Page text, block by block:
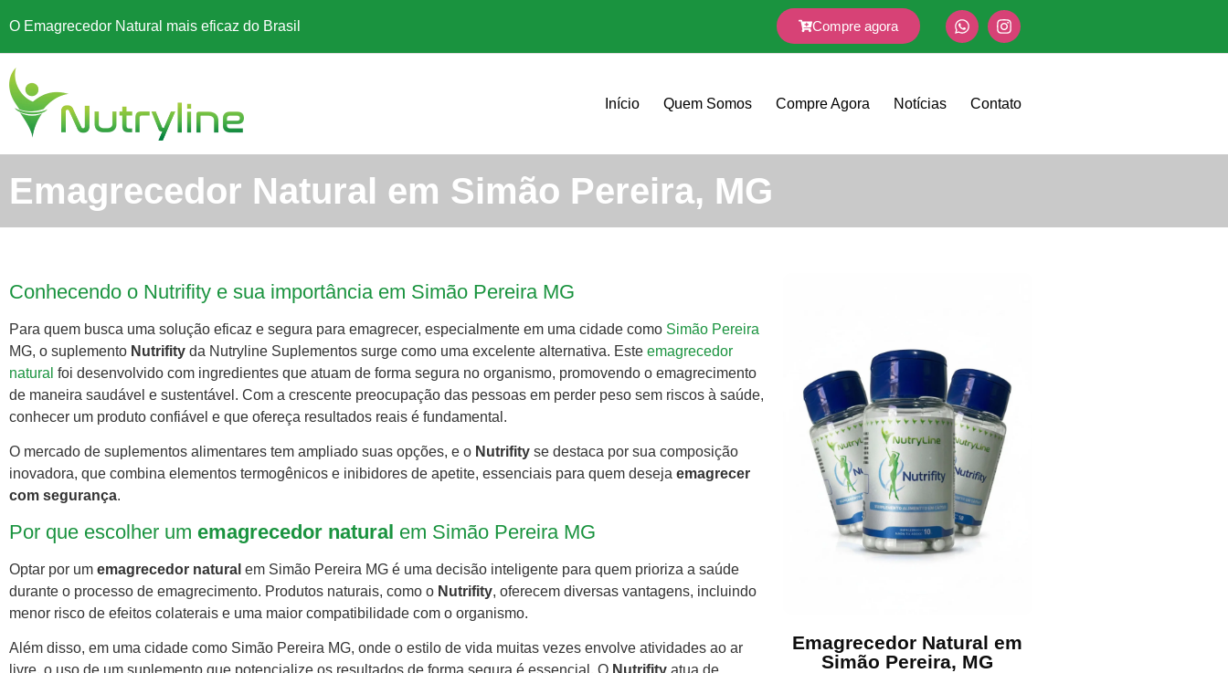
O Emagrecedor Natural mais eficaz do Brasil Compre agora
Início Quem Somos Compre Agora Notícias Contato
Emagrecedor Natural em Simão Pereira, MG
Conhecendo o Nutrifity e sua importância em Simão Pereira MG
Para quem busca uma solução eficaz e segura para emagrecer, especialmente em uma cidade como Simão Pereira
MG, o suplemento Nutrifity da Nutryline Suplementos surge como uma excelente alternativa. Este emagrecedor
natural foi desenvolvido com ingredientes que atuam de forma segura no organismo, promovendo o emagrecimento
de maneira saudável e sustentável. Com a crescente preocupação das pessoas em perder peso sem riscos à saúde,
conhecer um produto confiável e que ofereça resultados reais é fundamental.
O mercado de suplementos alimentares tem ampliado suas opções, e o Nutrifity se destaca por sua composição
inovadora, que combina elementos termogênicos e inibidores de apetite, essenciais para quem deseja emagrecer
com segurança.
Por que escolher um emagrecedor natural em Simão Pereira MG
Optar por um emagrecedor natural em Simão Pereira MG é uma decisão inteligente para quem prioriza a saúde
durante o processo de emagrecimento. Produtos naturais, como o Nutrifity, oferecem diversas vantagens, incluindo
menor risco de efeitos colaterais e uma maior compatibilidade com o organismo.
Além disso, em uma cidade como Simão Pereira MG, onde o estilo de vida muitas vezes envolve atividades ao ar
Emagrecedor Natural em
Simão Pereira, MG